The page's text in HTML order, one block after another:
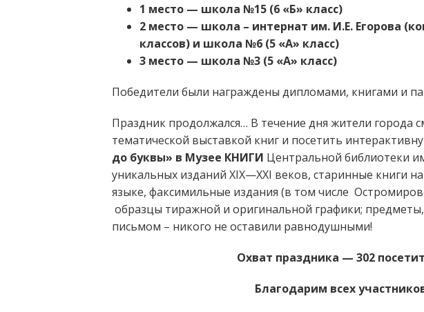
1 место — школа №15 (6 «Б» класс)
2 место — школа – интернат им. И.Е. Егорова
классов) и школа №6 (5 «А» класс)
3 место — школа №3 (5 «А» класс)
Победители были награждены дипломами, книгами и
Праздник продолжался… В течение дня жители города
тематической выставкой книг и посетить
до буквы» в Музее КНИГИ Центральной библиотеки
уникальных изданий XIX—XXI веков, старинные книги
языке, факсимильные издания (в том числе
образцы тиражной и оригинальной графики;
письмом – никого не оставили равнодушными!
Охват праздника — 302
Благодарим всех